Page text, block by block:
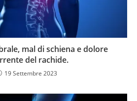
mal di schiena e dolore
del rachide.
19 Settembre 2023